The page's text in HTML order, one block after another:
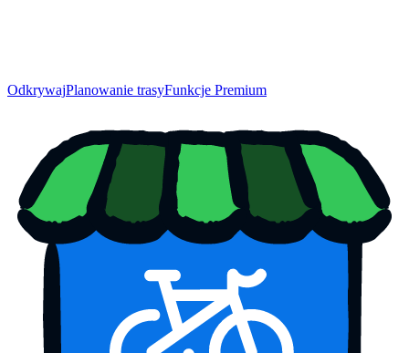
OdkrywajPlanowanie trasyFunkcje Premium